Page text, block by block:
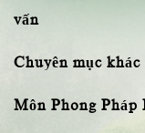
vấn
Chuyên mục khác
Môn Phong Pháp